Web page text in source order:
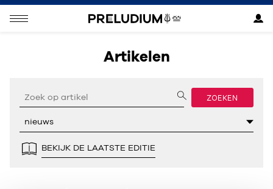
Artikelen
ZOEKEN
BEKIJK DE LAATSTE EDITIE